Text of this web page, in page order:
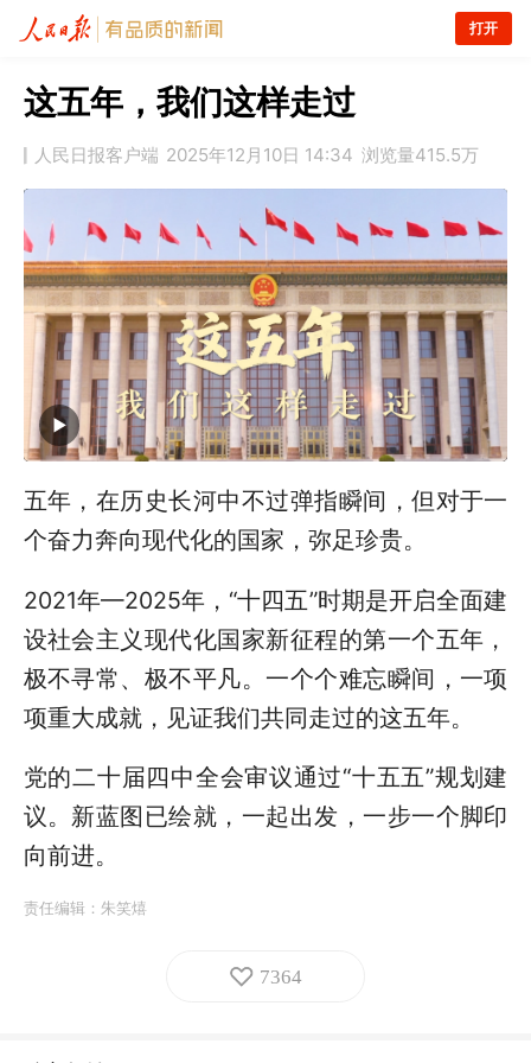
打开
这五年，我们这样走过
人民日报客户端 2025年12月10日 14:34 浏览量415.5万
五年，在历史长河中不过弹指瞬间，但对于一
个奋力奔向现代化的国家，弥足珍贵。
2021年—2025年，“十四五”时期是开启全面建
设社会主义现代化国家新征程的第一个五年，
极不寻常、极不平凡。一个个难忘瞬间，一项
项重大成就，见证我们共同走过的这五年。
党的二十届四中全会审议通过“十五五”规划建
议。新蓝图已绘就，一起出发，一步一个脚印
向前进。
责任编辑： 朱笑熺
7364